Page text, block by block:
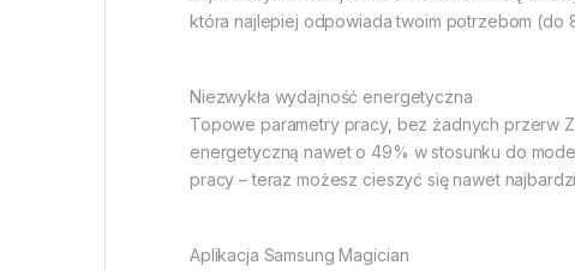
która najlepiej odpowiada twoim potrzebom (do
Niezwykła wydajność energetyczna
Topowe parametry pracy, bez żadnych przerw
energetyczną nawet o 49% w stosunku do
pracy – teraz możesz cieszyć się nawet
Aplikacja Samsung Magician